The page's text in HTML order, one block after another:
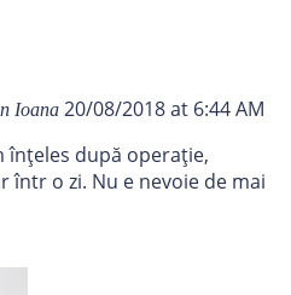
Ioana 20/08/2018 at 6:44 AM
înțeles după operație,
într o zi. Nu e nevoie de mai